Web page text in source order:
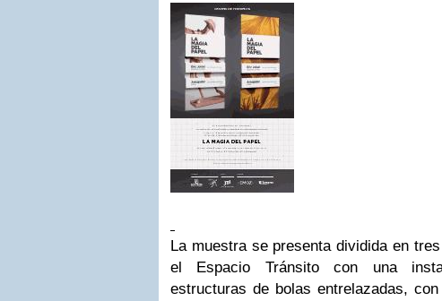
La muestra se presenta dividida en
el Espacio Tránsito con una
estructuras de bolas entrelazadas,